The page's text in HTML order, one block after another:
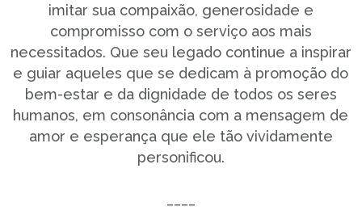
imitar sua compaixão, generosidade e
compromisso com o serviço aos mais
necessitados. Que seu legado continue a inspirar
e guiar aqueles que se dedicam à promoção do
bem-estar e da dignidade de todos os seres
humanos, em consonância com a mensagem de
amor e esperança que ele tão vividamente
personificou.